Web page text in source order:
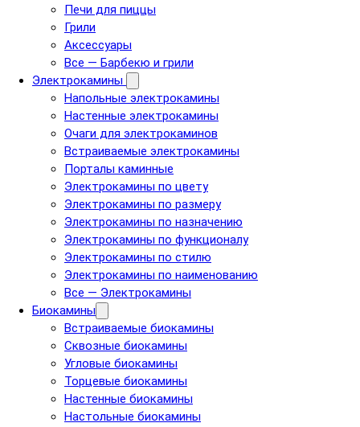
Печи для пиццы
Грили
Аксессуары
Все — Барбекю и грили
Электрокамины
Напольные электрокамины
Настенные электрокамины
Очаги для электрокаминов
Встраиваемые электрокамины
Порталы каминные
Электрокамины по цвету
Электрокамины по размеру
Электрокамины по назначению
Электрокамины по функционалу
Электрокамины по стилю
Электрокамины по наименованию
Все — Электрокамины
Биокамины
Встраиваемые биокамины
Сквозные биокамины
Угловые биокамины
Торцевые биокамины
Настенные биокамины
Настольные биокамины